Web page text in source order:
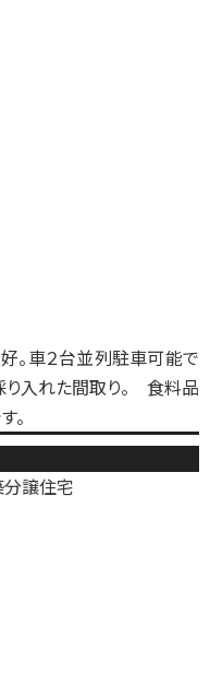
。車２台並列駐車可能で
入れた間取り。 食料品
。
譲住宅